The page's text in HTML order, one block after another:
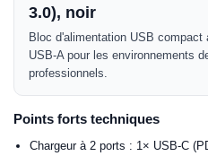
3.0), noir
Bloc d'alimentation USB
USB-A pour les environnements
professionnels.
Points forts techniques
Chargeur à 2 ports : 1× USB-C